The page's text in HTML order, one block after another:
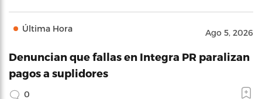
Última Hora Ago 5, 2026
Denuncian que fallas en Integra PR paralizan
pagos a suplidores
0